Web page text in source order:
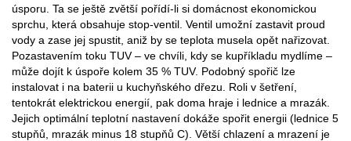
úsporu. Ta se ještě zvětší pořídí-li si domácnost ekonomickou
sprchu, která obsahuje stop-ventil. Ventil umožní zastavit proud
vody a zase jej spustit, aniž by se teplota musela opět nařizovat.
Pozastavením toku TUV – ve chvíli, kdy se kupříkladu mydlíme –
může dojít k úspoře kolem 35 % TUV. Podobný spořič lze
instalovat i na baterii u kuchyňského dřezu. Roli v šetření,
tentokrát elektrickou energií, pak doma hraje i lednice a mrazák.
Jejich optimální teplotní nastavení dokáže spořit energii (lednice 5
stupňů, mrazák minus 18 stupňů C). Větší chlazení a mrazení je